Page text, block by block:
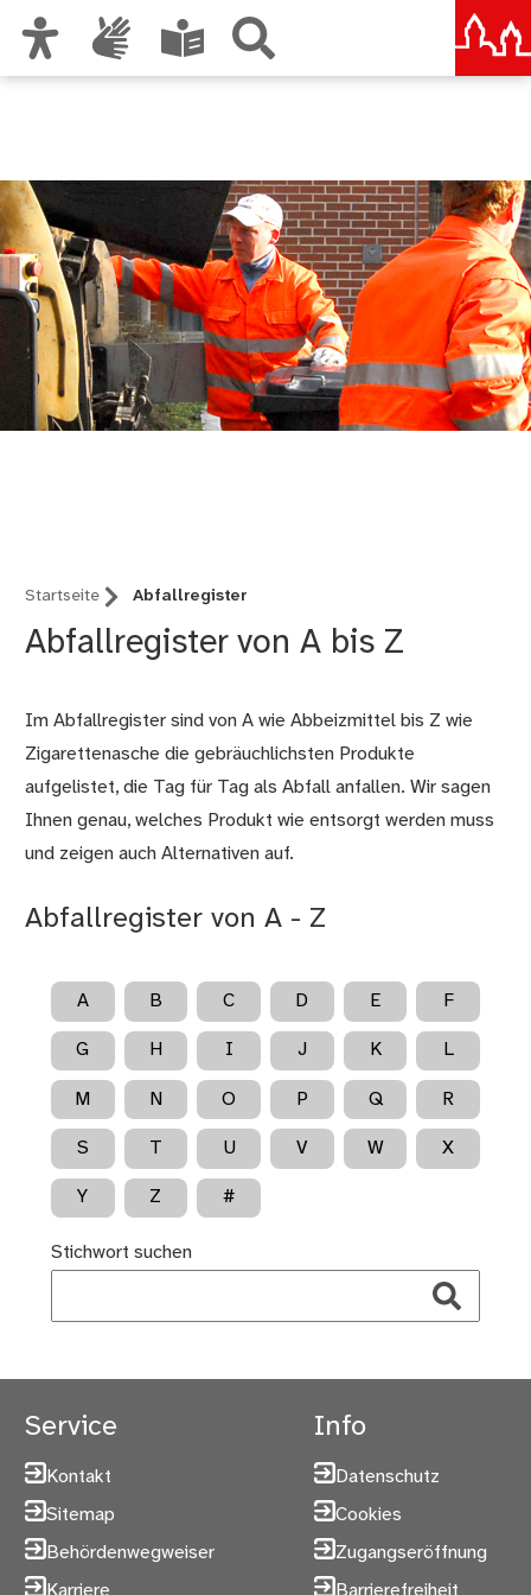
Startseite Abfallregister
Abfallregister von A bis Z
Im Abfallregister sind von A wie Abbeizmittel bis Z wie
Zigarettenasche die gebräuchlichsten Produkte
aufgelistet, die Tag für Tag als Abfall anfallen. Wir sagen
Ihnen genau, welches Produkt wie entsorgt werden muss
und zeigen auch Alternativen auf.
Abfallregister von A - Z
A B C D E F
G H I J K L
M N O P Q R
S T U V W X
Y Z #
Stichwort suchen
Service
Kontakt
Sitemap
Behördenwegweiser
Karriere
Info
Datenschutz
Cookies
Zugangseröffnung
Barrierefreiheit